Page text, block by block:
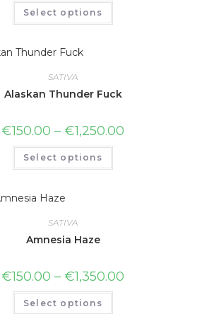
Select options
SATIVA
Alaskan Thunder Fuck
€150.00 – €1,250.00
Select options
SATIVA
Amnesia Haze
€150.00 – €1,350.00
Select options